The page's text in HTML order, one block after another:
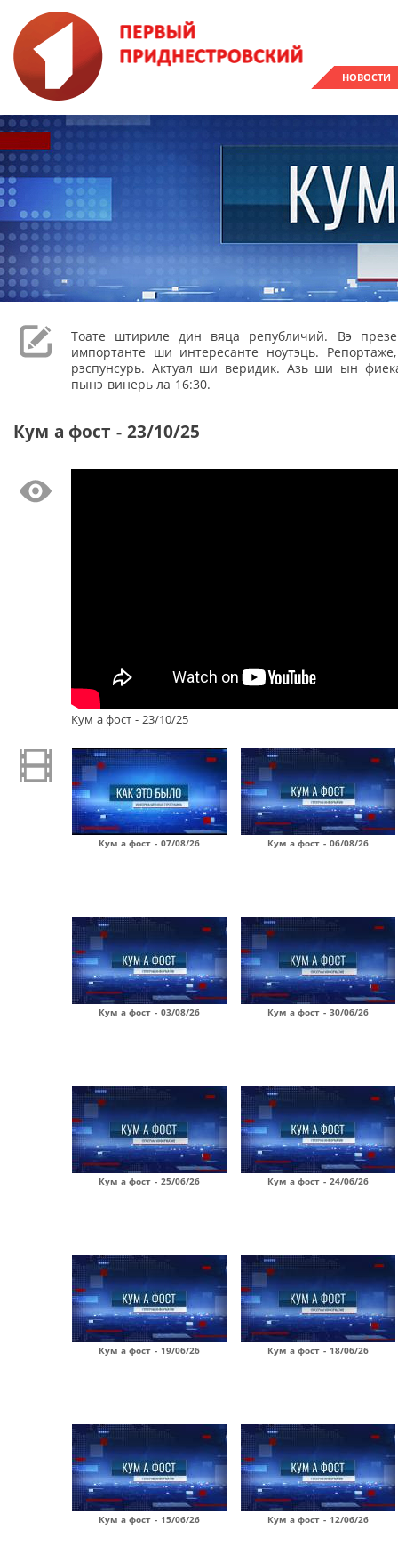
НОВОСТИ
Тоате штириле дин вяца републичий. Вэ
импортанте ши интересанте ноутэць.
рэспунсурь. Актуал ши веридик. Азь ши ын
пынэ винерь ла 16:30.
Кум а фост - 23/10/25
Кум а фост - 23/10/25
Кум а фост - 07/08/26 Кум а фост - 06/08/26
Кум а фост - 03/08/26 Кум а фост - 30/06/26
Кум а фост - 25/06/26 Кум а фост - 24/06/26
Кум а фост - 19/06/26 Кум а фост - 18/06/26
Кум а фост - 15/06/26 Кум а фост - 12/06/26